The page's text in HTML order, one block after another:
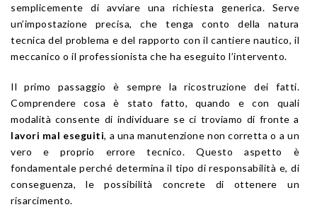
semplicemente di avviare una richiesta generica. Serve
un’impostazione precisa, che tenga conto della natura
tecnica del problema e del rapporto con il cantiere nautico, il
meccanico o il professionista che ha eseguito l’intervento.
Il primo passaggio è sempre la ricostruzione dei fatti.
Comprendere cosa è stato fatto, quando e con quali
modalità consente di individuare se ci troviamo di fronte a
lavori mal eseguiti, a una manutenzione non corretta o a un
vero e proprio errore tecnico. Questo aspetto è
fondamentale perché determina il tipo di responsabilità e, di
conseguenza, le possibilità concrete di ottenere un
risarcimento.